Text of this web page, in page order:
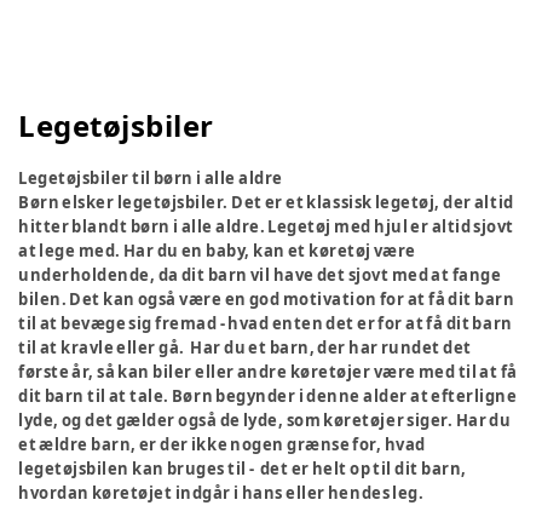
Legetøjsbiler
Legetøjsbiler til børn i alle aldre
Børn elsker legetøjsbiler. Det er et klassisk legetøj, der altid
hitter blandt børn i alle aldre. Legetøj med hjul er altid sjovt
at lege med. Har du en baby, kan et køretøj være
underholdende, da dit barn vil have det sjovt med at fange
bilen. Det kan også være en god motivation for at få dit barn
til at bevæge sig fremad - hvad enten det er for at få dit barn
til at kravle eller gå. Har du et barn, der har rundet det
første år, så kan biler eller andre køretøjer være med til at få
dit barn til at tale. Børn begynder i denne alder at efterligne
lyde, og det gælder også de lyde, som køretøjer siger. Har du
et ældre barn, er der ikke nogen grænse for, hvad
legetøjsbilen kan bruges til - det er helt op til dit barn,
hvordan køretøjet indgår i hans eller hendes leg.